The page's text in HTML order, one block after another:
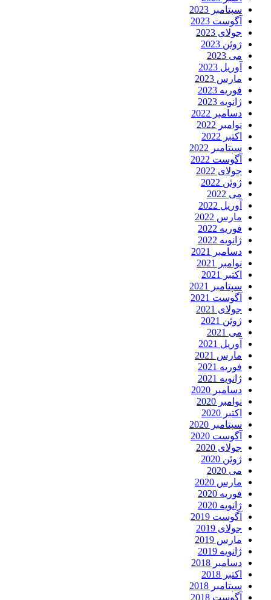
سپتامبر 2023
آگوست 2023
جولای 2023
ژوئن 2023
می 2023
آوریل 2023
مارس 2023
فوریه 2023
ژانویه 2023
دسامبر 2022
نوامبر 2022
اکتبر 2022
سپتامبر 2022
آگوست 2022
جولای 2022
ژوئن 2022
می 2022
آوریل 2022
مارس 2022
فوریه 2022
ژانویه 2022
دسامبر 2021
نوامبر 2021
اکتبر 2021
سپتامبر 2021
آگوست 2021
جولای 2021
ژوئن 2021
می 2021
آوریل 2021
مارس 2021
فوریه 2021
ژانویه 2021
دسامبر 2020
نوامبر 2020
اکتبر 2020
سپتامبر 2020
آگوست 2020
جولای 2020
ژوئن 2020
می 2020
مارس 2020
فوریه 2020
ژانویه 2020
آگوست 2019
جولای 2019
مارس 2019
ژانویه 2019
دسامبر 2018
اکتبر 2018
سپتامبر 2018
آگوست 2018